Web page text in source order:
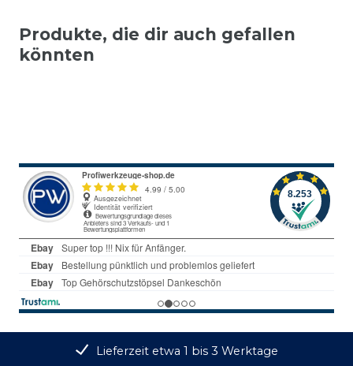
Produkte, die dir auch gefallen
könnten
Lieferzeit etwa 1 bis 3 Werktage